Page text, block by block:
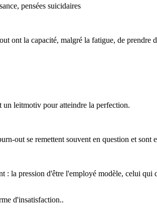
pensées suicidaires
ont la capacité, malgré la fatigue, de prendre
un leitmotiv pour atteindre la perfection.
out se remettent souvent en question et sont
: la pression d'être l'employé modèle, celui
d'insatisfaction..